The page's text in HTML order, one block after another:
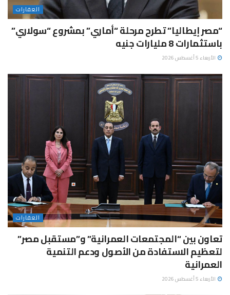
العقارات
“مصر إيطاليا” تطرح مرحلة “أماري” بمشروع “سولاري”
باستثمارات 8 مليارات جنيه
الأربعاء 5 أغسطس 2026
العقارات
تعاون بين “المجتمعات العمرانية” و”مستقبل مصر”
لتعظيم الاستفادة من الأصول ودعم التنمية
العمرانية
الأربعاء 5 أغسطس 2026